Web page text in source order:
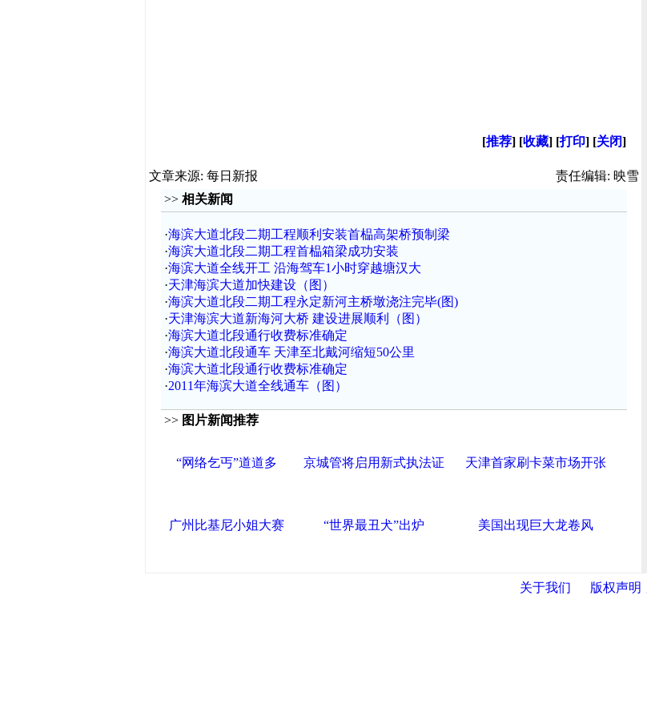
[推荐] [收藏] [打印] [关闭]
文章来源: 每日新报
责任编辑: 映雪
>> 相关新闻
·海滨大道北段二期工程顺利安装首榀高架桥预制梁
·海滨大道北段二期工程首榀箱梁成功安装
·海滨大道全线开工 沿海驾车1小时穿越塘汉大
·天津海滨大道加快建设（图）
·海滨大道北段二期工程永定新河主桥墩浇注完毕(图)
·天津海滨大道新海河大桥 建设进展顺利（图）
·海滨大道北段通行收费标准确定
·海滨大道北段通车 天津至北戴河缩短50公里
·海滨大道北段通行收费标准确定
·2011年海滨大道全线通车（图）
>> 图片新闻推荐
“网络乞丐”道道多 京城管将启用新式执法证 天津首家刷卡菜市场开张
广州比基尼小姐大赛 “世界最丑犬”出炉 美国出现巨大龙卷风
关于我们 版权声明